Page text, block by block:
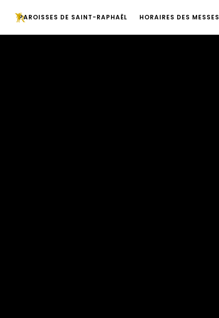
PAROISSES DE SAINT-RAPHAËL HORAIRES DES MESSES